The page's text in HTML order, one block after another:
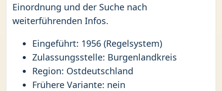
Einordnung und der Suche nach
weiterführenden Infos.
Eingeführt: 1956 (Regelsystem)
Zulassungsstelle: Burgenlandkreis
Region: Ostdeutschland
Frühere Variante: nein